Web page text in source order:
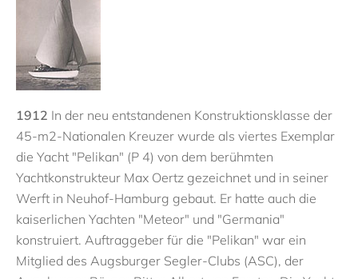
1912 In der neu entstandenen Konstruktionsklasse der
45-m2-Nationalen Kreuzer wurde als viertes Exemplar
die Yacht "Pelikan" (P 4) von dem berühmten
Yachtkonstrukteur Max Oertz gezeichnet und in seiner
Werft in Neuhof-Hamburg gebaut. Er hatte auch die
kaiserlichen Yachten "Meteor" und "Germania"
konstruiert. Auftraggeber für die "Pelikan" war ein
Mitglied des Augsburger Segler-Clubs (ASC), der